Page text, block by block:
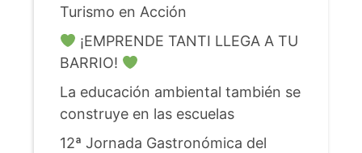
Turismo en Acción
¡EMPRENDE TANTI LLEGA A TU
BARRIO!
La educación ambiental también se
construye en las escuelas
12ª Jornada Gastronómica del